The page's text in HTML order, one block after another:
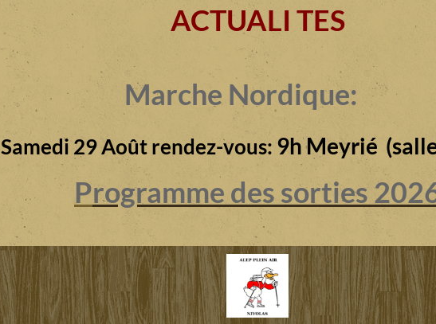
ACTUALI TES
Marche Nordique:
Samedi 29 Août rendez-vous: 9h Meyrié
Programme des sorties